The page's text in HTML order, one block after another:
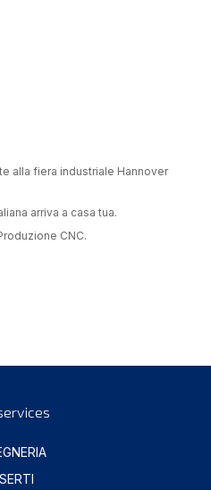
alla fiera industriale Hannover
arriva a casa tua.
CNC.